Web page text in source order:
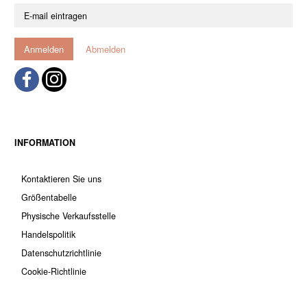
mail
Anmelden Abmelden
INFORMATION
Kontaktieren Sie uns
Größentabelle
Physische Verkaufsstelle
Handelspolitik
Datenschutzrichtlinie
Cookie-Richtlinie